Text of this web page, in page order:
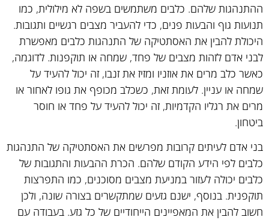
ההתנהגות שלהם. כלבים משתמשים בשפה לא מילולית, כמו
תנועות גוף והבעות פנים, כדי להעביר מצבים רגשיים ותגובות.
היכולת להבין את האסתטיקה של התנהגות כלבים מאפשרת
לבני אדם לזהות מצבים של פחד, שמחה או תוקפנות. לדוגמה,
כאשר כלב מרים את אוזניו ומזיז את זנבו, זה יכול להעיד על
שמחה או עניין. לעומת זאת, כשכלב מכופף את גופו לאחור או
מרים את רגליו הקדמיות, זה יכול להעיד על פחד או חוסר
ביטחון.
בני אדם לעיתים קרובות מפרשים את האסתטיקה של התנהגות
כלבים לפי הידע הקודם שלהם. הכרת ההבעות והתגובות של
כלבים יכולה לעזור במניעת מצבים מסוכנים, כמו התפרצות
תוקפנית. בנוסף, ישנם גזעים שמתקשרים בצורה שונה, ולכן
חשוב להבין את המאפיינים הייחודיים של כל גזע. בעבודה עם